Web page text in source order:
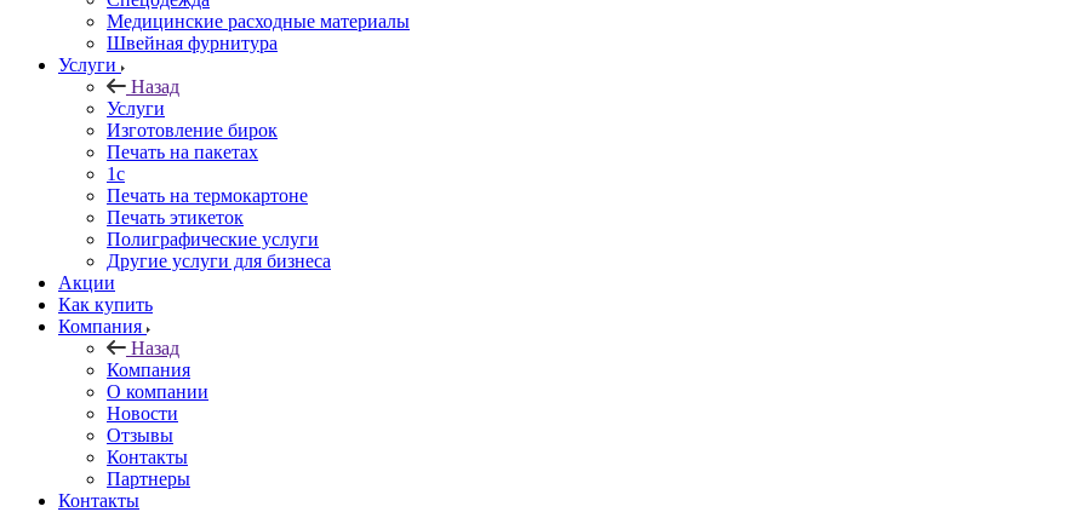
Медицинские расходные материалы
Швейная фурнитура
Услуги
Назад
Услуги
Изготовление бирок
Печать на пакетах
1c
Печать на термокартоне
Печать этикеток
Полиграфические услуги
Другие услуги для бизнеса
Акции
Как купить
Компания
Назад
Компания
О компании
Новости
Отзывы
Контакты
Партнеры
Контакты